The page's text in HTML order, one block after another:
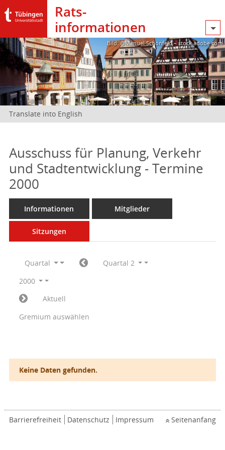
Rats­
informationen
Bild: @Manuel Schönfeld – stock.adobe.com
Translate into English
Ausschuss für Planung, Verkehr
und Stadtentwicklung - Termine
2000
Informationen Mitglieder
Sitzungen
Quartal
Quartal 2
2000
Aktuell
Gremium auswählen
Keine Daten gefunden.
Barrierefreiheit Datenschutz Impressum Seitenanfang